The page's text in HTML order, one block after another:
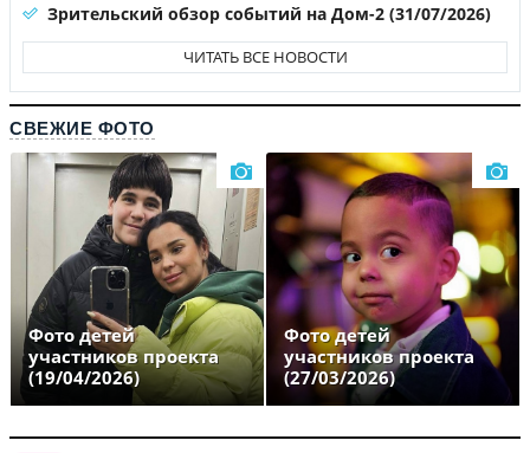
Зрительский обзор событий на Дом-2 (31/07/2026)
ЧИТАТЬ ВСЕ НОВОСТИ
СВЕЖИЕ ФОТО
Фото детей
участников проекта
(19/04/2026)
Фото детей
участников проекта
(27/03/2026)